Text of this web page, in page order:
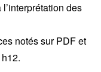
des
notés sur PDF et